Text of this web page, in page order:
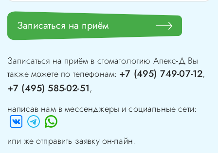
Записаться на приём
Записаться на приём в стоматологию Апекс-ДВы
также можете по телефонам: +7 (495) 749-07-12,
+7 (495) 585-02-51,
написав нам в мессенджеры и социальные сети:
или же отправить заявку он-лайн.